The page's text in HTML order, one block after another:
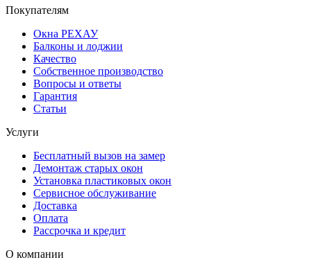
Покупателям
Окна РЕХАУ
Балконы и лоджии
Качество
Собственное производство
Вопросы и ответы
Гарантия
Статьи
Услуги
Бесплатный вызов на замер
Демонтаж старых окон
Установка пластиковых окон
Сервисное обслуживание
Доставка
Оплата
Рассрочка и кредит
О компании